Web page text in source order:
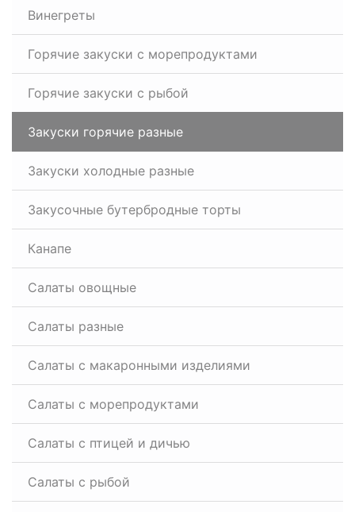
Винегреты
Горячие закуски с морепродуктами
Горячие закуски с рыбой
Закуски горячие разные
Закуски холодные разные
Закусочные бутербродные торты
Канапе
Салаты овощные
Салаты разные
Салаты с макаронными изделиями
Салаты с морепродуктами
Салаты с птицей и дичью
Салаты с рыбой